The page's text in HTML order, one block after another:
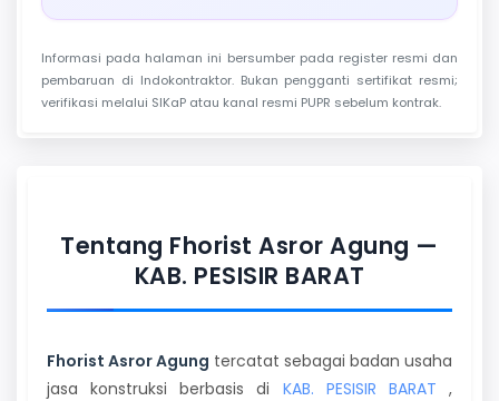
Informasi pada halaman ini bersumber pada register resmi dan
pembaruan di Indokontraktor. Bukan pengganti sertifikat resmi;
verifikasi melalui SIKaP atau kanal resmi PUPR sebelum kontrak.
Tentang Fhorist Asror Agung —
KAB. PESISIR BARAT
Fhorist Asror Agung tercatat sebagai badan usaha
jasa konstruksi berbasis di KAB. PESISIR BARAT ,